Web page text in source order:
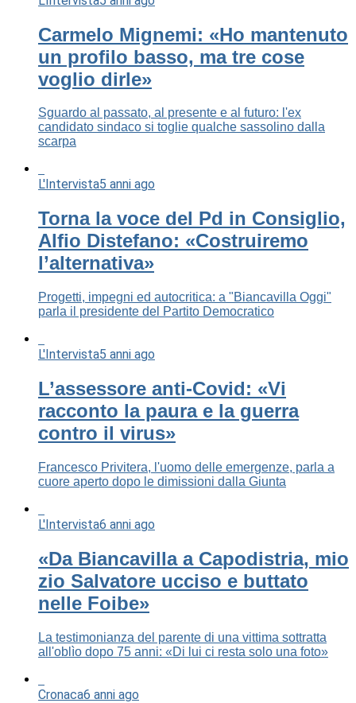
Carmelo Mignemi: «Ho mantenuto
un profilo basso, ma tre cose
voglio dirle»
Sguardo al passato, al presente e al futuro: l'ex
candidato sindaco si toglie qualche sassolino dalla
scarpa
L'Intervista5 anni ago
Torna la voce del Pd in Consiglio,
Alfio Distefano: «Costruiremo
l’alternativa»
Progetti, impegni ed autocritica: a "Biancavilla Oggi"
parla il presidente del Partito Democratico
L'Intervista5 anni ago
L’assessore anti-Covid: «Vi
racconto la paura e la guerra
contro il virus»
Francesco Privitera, l'uomo delle emergenze, parla a
cuore aperto dopo le dimissioni dalla Giunta
L'Intervista6 anni ago
«Da Biancavilla a Capodistria, mio
zio Salvatore ucciso e buttato
nelle Foibe»
La testimonianza del parente di una vittima sottratta
all'oblìo dopo 75 anni: «Di lui ci resta solo una foto»
Cronaca6 anni ago